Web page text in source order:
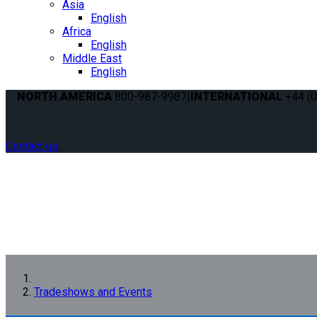
Asia
English
Africa
English
Middle East
English
NORTH AMERICA 800-987-9987|INTERNATIONAL +44
Contact us
Tradeshows and Events